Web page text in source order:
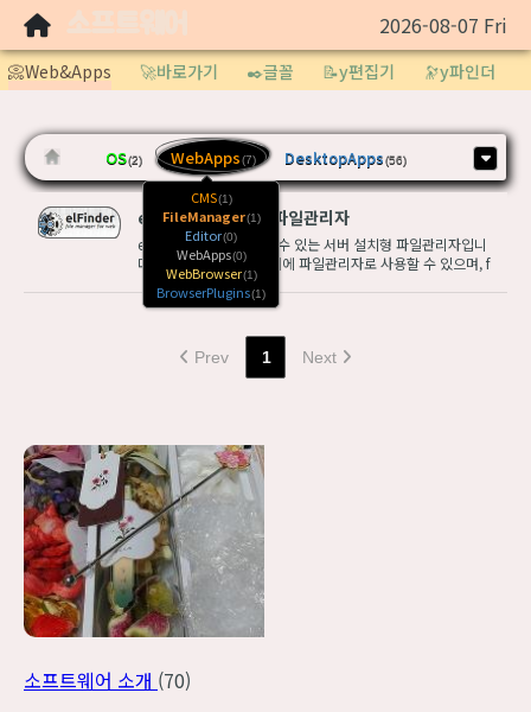
2026-08-07 Fri
📀Web&Apps 🚀바로가기 ✒️글꼴 📝y편집기 🔭y파인더
OS(2) WebApps(7)
CMS(1)
FileManager(1)
Editor(0)
WebApps(0)
WebBrowser(1)
BrowserPlugins(1)
DesktopApps(56)
elFinder - 웹기반 파일관리자
elFinder 웹에서 사용할 수 있는 서버 설치형 파일관리자입니
다. 개인이 운영하는 서버에 파일관리자로 사용할 수 있으며, f
tp 등 네트워크 연결, 이미지 파일관리를 위한 3rd 파티 플러
그인 지원, 텍스트편집기, 이미지 및 동영상 뷰어, 텍스트 미리
Prev 1 Next
소프트웨어 소개 (70)
Sketchbook5, 스케치북5
Sketchbook5, 스케치북5